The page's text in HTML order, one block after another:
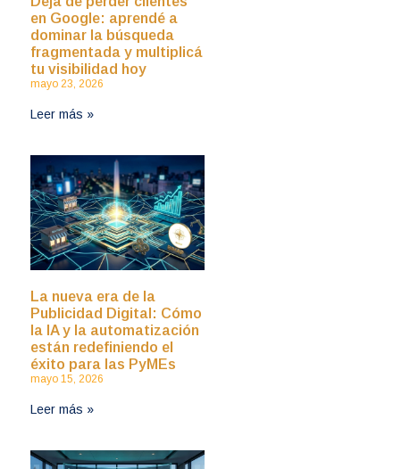
en Google: aprendé a
dominar la búsqueda
fragmentada y multiplicá
tu visibilidad hoy
mayo 23, 2026
Leer más »
La nueva era de la
Publicidad Digital: Cómo
la IA y la automatización
están redefiniendo el
éxito para las PyMEs
mayo 15, 2026
Leer más »